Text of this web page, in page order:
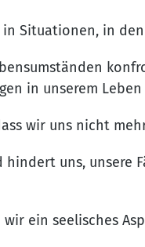
Situationen, in
in unserem
wir uns nicht
hindert uns, unsere
ein seelisches